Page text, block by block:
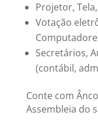
Projetor,
Votação
Secretários,
(contábil,
Conte com
Assembleia do